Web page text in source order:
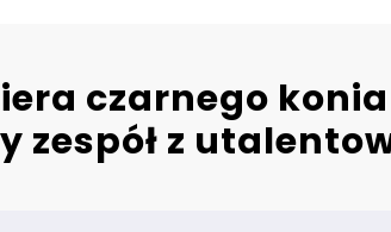
czarnego
zespół z